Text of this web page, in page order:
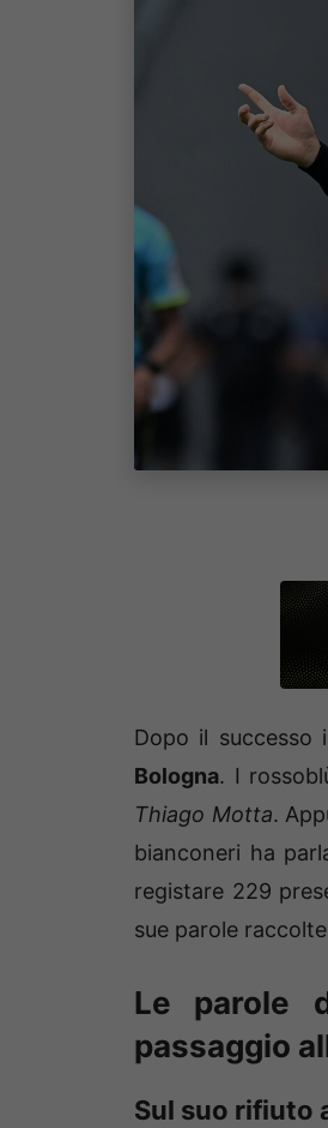
Dopo il successo
Bologna. I
Thiago Motta.
bianconeri ha
registare 229
sue parole
Le parole
passaggio
Sul suo rifiuto